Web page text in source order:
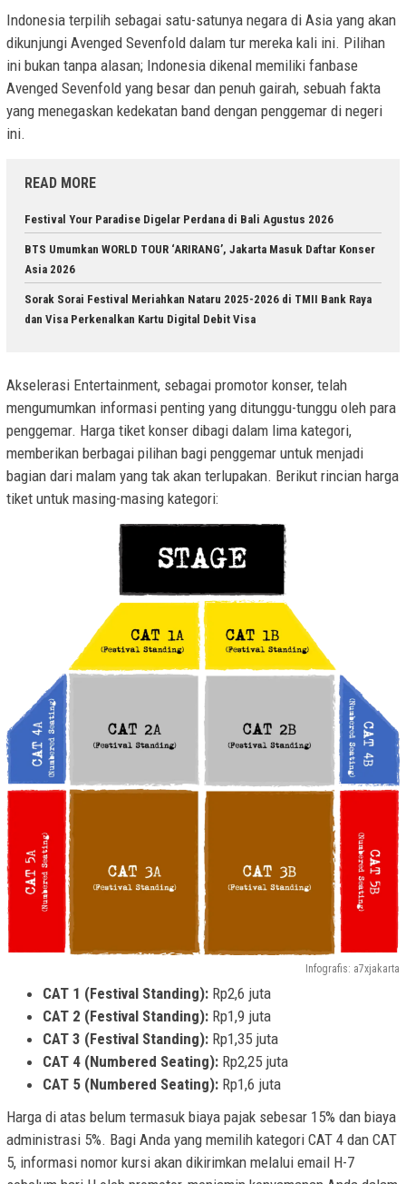
Indonesia terpilih sebagai satu-satunya negara di Asia yang akan
dikunjungi Avenged Sevenfold dalam tur mereka kali ini. Pilihan
ini bukan tanpa alasan; Indonesia dikenal memiliki fanbase
Avenged Sevenfold yang besar dan penuh gairah, sebuah fakta
yang menegaskan kedekatan band dengan penggemar di negeri
ini.
READ MORE
Festival Your Paradise Digelar Perdana di Bali Agustus 2026
BTS Umumkan WORLD TOUR ‘ARIRANG’, Jakarta Masuk Daftar Konser
Asia 2026
Sorak Sorai Festival Meriahkan Nataru 2025-2026 di TMII Bank Raya
dan Visa Perkenalkan Kartu Digital Debit Visa
Akselerasi Entertainment, sebagai promotor konser, telah
mengumumkan informasi penting yang ditunggu-tunggu oleh para
penggemar. Harga tiket konser dibagi dalam lima kategori,
memberikan berbagai pilihan bagi penggemar untuk menjadi
bagian dari malam yang tak akan terlupakan. Berikut rincian harga
tiket untuk masing-masing kategori:
Infografis: a7xjakarta
CAT 1 (Festival Standing): Rp2,6 juta
CAT 2 (Festival Standing): Rp1,9 juta
CAT 3 (Festival Standing): Rp1,35 juta
CAT 4 (Numbered Seating): Rp2,25 juta
CAT 5 (Numbered Seating): Rp1,6 juta
Harga di atas belum termasuk biaya pajak sebesar 15% dan biaya
administrasi 5%. Bagi Anda yang memilih kategori CAT 4 dan CAT
5, informasi nomor kursi akan dikirimkan melalui email H-7